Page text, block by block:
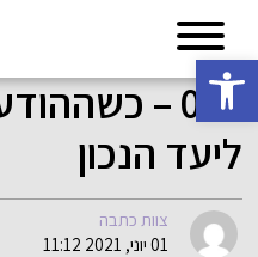
פתח סרגל נגישות
019 –
ליעד הנכון
צוות כתבה
01 יוני, 2021 11:12